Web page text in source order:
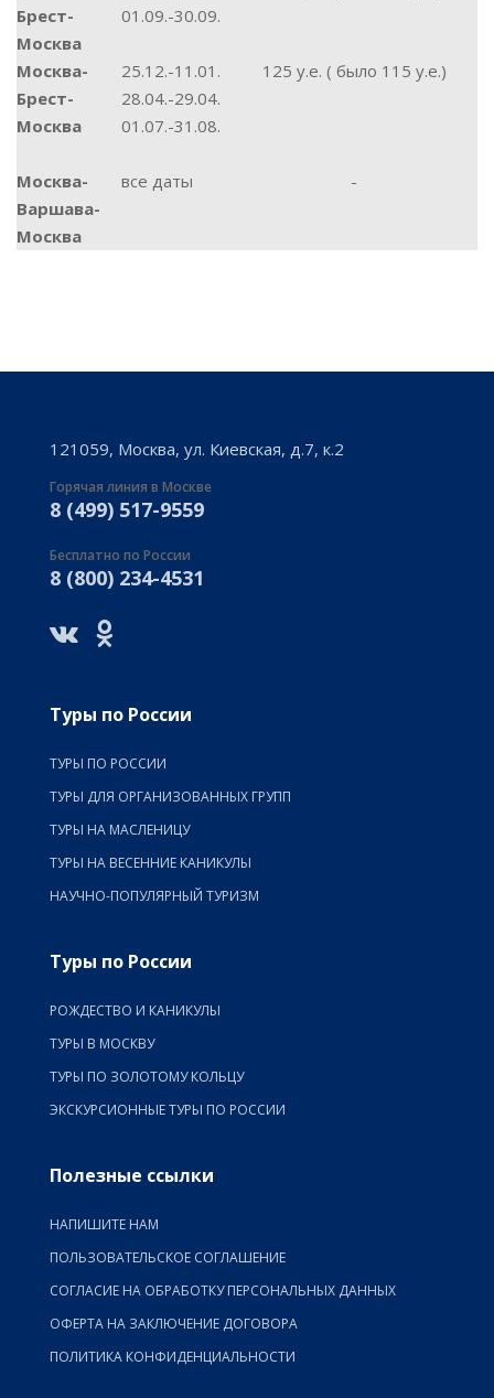
Брест-
Москва
01.09.-30.09.
Москва-
Брест-
Москва
25.12.-11.01.
28.04.-29.04.
01.07.-31.08.
125 у.е. ( было 115 у.е.)
Москва-
Варшава-
Москва
все даты -
121059, Москва, ул. Киевская, д.7, к.2
Горячая линия в Москве
8 (499) 517-9559
Бесплатно по России
8 (800) 234-4531
Туры по России
ТУРЫ ПО РОССИИ
ТУРЫ ДЛЯ ОРГАНИЗОВАННЫХ ГРУПП
ТУРЫ НА МАСЛЕНИЦУ
ТУРЫ НА ВЕСЕННИЕ КАНИКУЛЫ
НАУЧНО-ПОПУЛЯРНЫЙ ТУРИЗМ
Туры по России
РОЖДЕСТВО И КАНИКУЛЫ
ТУРЫ В МОСКВУ
ТУРЫ ПО ЗОЛОТОМУ КОЛЬЦУ
ЭКСКУРСИОННЫЕ ТУРЫ ПО РОССИИ
Полезные ссылки
НАПИШИТЕ НАМ
ПОЛЬЗОВАТЕЛЬСКОЕ СОГЛАШЕНИЕ
СОГЛАСИЕ НА ОБРАБОТКУ ПЕРСОНАЛЬНЫХ ДАННЫХ
ОФЕРТА НА ЗАКЛЮЧЕНИЕ ДОГОВОРА
ПОЛИТИКА КОНФИДЕНЦИАЛЬНОСТИ